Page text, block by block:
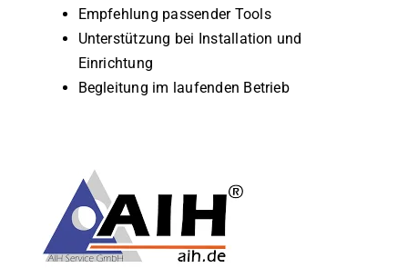
Empfehlung passender Tools
Unterstützung bei Installation und
Einrichtung
Begleitung im laufenden Betrieb